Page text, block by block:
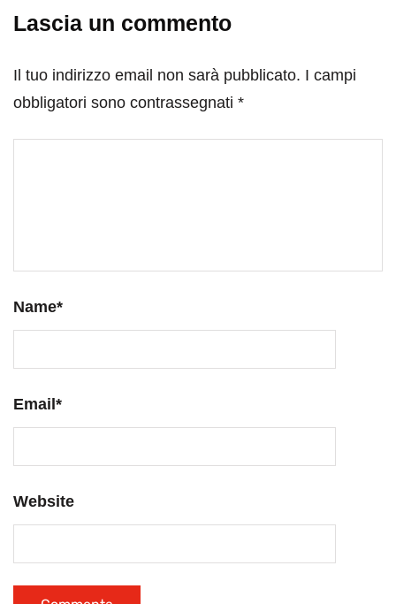
Lascia un commento
Il tuo indirizzo email non sarà pubblicato. I campi
obbligatori sono contrassegnati *
Name*
Email*
Website